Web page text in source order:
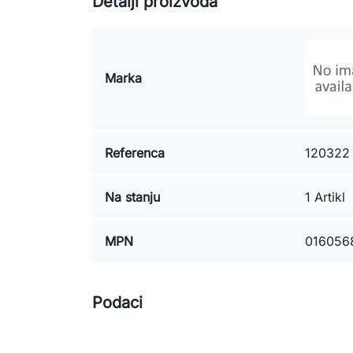
Marka
Referenca 120322
Na stanju 1 Artikl
MPN
Podaci